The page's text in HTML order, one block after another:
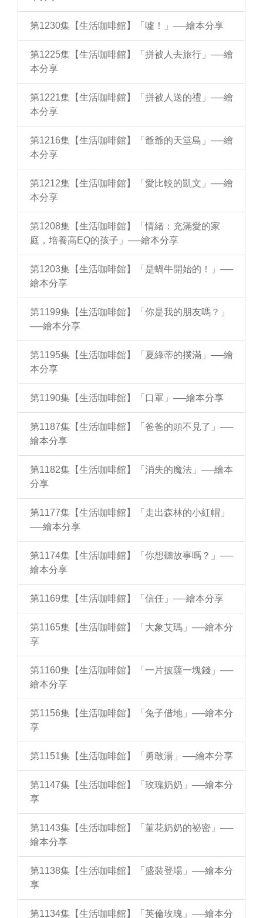
第1230集【生活咖啡館】「噓！」──繪本分享
第1225集【生活咖啡館】「拼被人去旅行」──繪
本分享
第1221集【生活咖啡館】「拼被人送的禮」──繪
本分享
第1216集【生活咖啡館】「爺爺的天堂島」──繪
本分享
第1212集【生活咖啡館】「愛比較的凱文」──繪
本分享
第1208集【生活咖啡館】「情緒：充滿愛的家
庭，培養高EQ的孩子」──繪本分享
第1203集【生活咖啡館】「是蝸牛開始的！」──
繪本分享
第1199集【生活咖啡館】「你是我的朋友嗎？」
──繪本分享
第1195集【生活咖啡館】「夏綠蒂的撲滿」──繪
本分享
第1190集【生活咖啡館】「口罩」──繪本分享
第1187集【生活咖啡館】「爸爸的頭不見了」──
繪本分享
第1182集【生活咖啡館】「消失的魔法」──繪本
分享
第1177集【生活咖啡館】「走出森林的小紅帽」
──繪本分享
第1174集【生活咖啡館】「你想聽故事嗎？」──
繪本分享
第1169集【生活咖啡館】「信任」──繪本分享
第1165集【生活咖啡館】「大象艾瑪」──繪本分
享
第1160集【生活咖啡館】「一片披薩一塊錢」──
繪本分享
第1156集【生活咖啡館】「兔子借地」──繪本分
享
第1151集【生活咖啡館】「勇敢湯」──繪本分享
第1147集【生活咖啡館】「玫瑰奶奶」──繪本分
享
第1143集【生活咖啡館】「菫花奶奶的祕密」──
繪本分享
第1138集【生活咖啡館】「盛裝登場」──繪本分
享
第1134集【生活咖啡館】「英倫玫瑰」──繪本分